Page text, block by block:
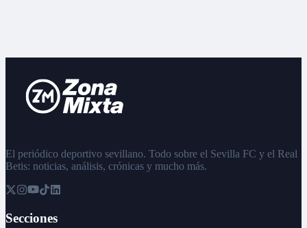
El periódico deportivo sevillano. Todo sobre el Sevilla FC y el Real
Betis: noticias, análisis, crónicas y mucho más.
Secciones